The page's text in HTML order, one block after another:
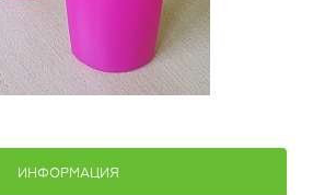
ИНФОРМАЦИЯ